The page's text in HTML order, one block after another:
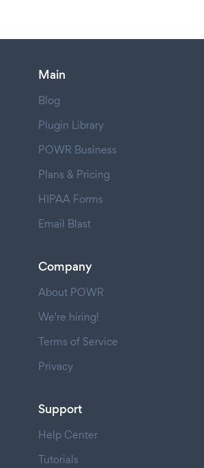
Main
Blog
Plugin Library
POWR Business
Plans & Pricing
HIPAA Forms
Email Blast
Company
About POWR
We're hiring!
Terms of Service
Privacy
Support
Help Center
Tutorials